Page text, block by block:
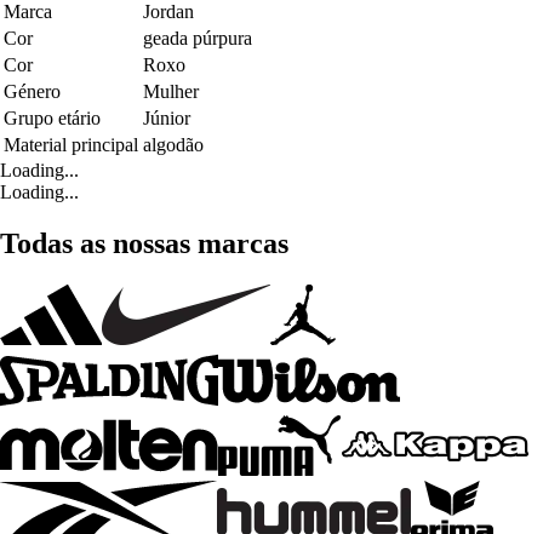
Marca
Jordan
Cor
geada púrpura
Cor
Roxo
Género
Mulher
Grupo etário
Júnior
Material principal algodão
Loading...
Loading...
Todas as nossas marcas